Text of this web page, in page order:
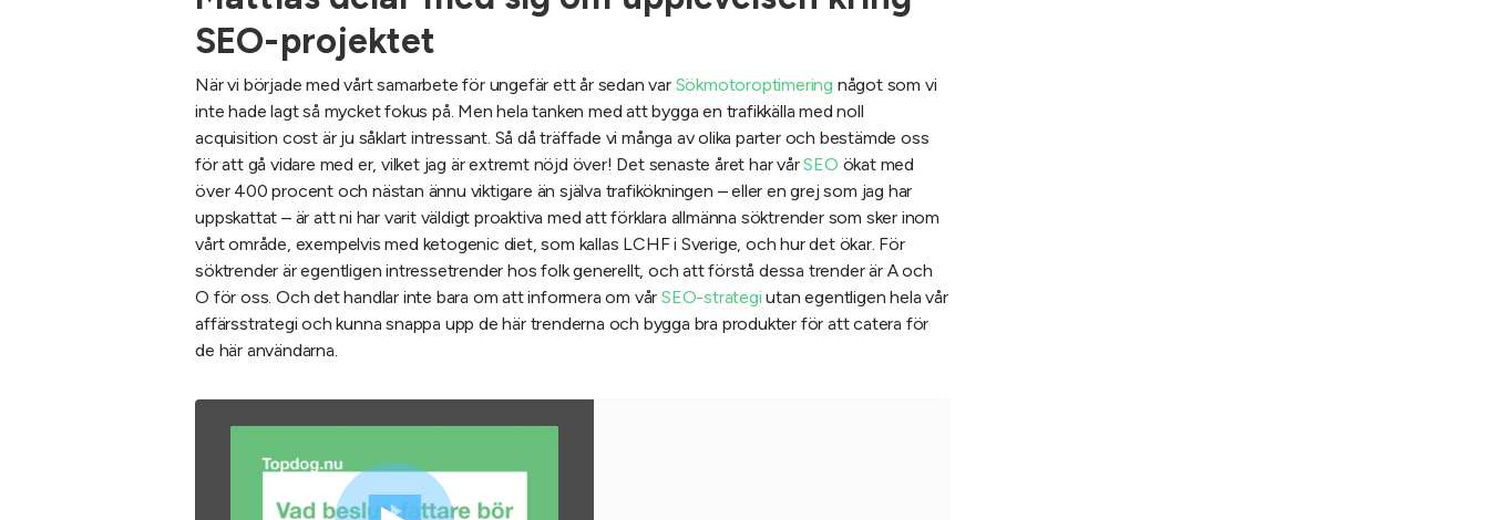
SEO-projektet
När vi började med vårt samarbete för ungefär ett år sedan var Sökmotoroptimering något som vi
inte hade lagt så mycket fokus på. Men hela tanken med att bygga en trafikkälla med noll
acquisition cost är ju såklart intressant. Så då träffade vi många av olika parter och bestämde oss
för att gå vidare med er, vilket jag är extremt nöjd över! Det senaste året har vårSEO ökat med
över 400 procent och nästan ännu viktigare än själva trafikökningen – eller en grej som jag har
uppskattat – är att ni har varit väldigt proaktiva med att förklara allmänna söktrender som sker inom
vårt område, exempelvis med ketogenic diet, som kallas LCHF i Sverige, och hur det ökar. För
söktrender är egentligen intressetrender hos folk generellt, och att förstå dessa trender är A och
O för oss. Och det handlar inte bara om att informera om vår SEO-strategi utan egentligen hela vår
affärsstrategi och kunna snappa upp de här trenderna och bygga bra produkter för att catera för
de här användarna.